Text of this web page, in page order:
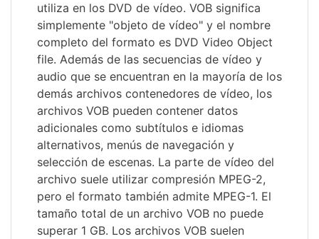
utiliza en los DVD de vídeo. VOB significa
simplemente "objeto de vídeo" y el nombre
completo del formato es DVD Video Object
file. Además de las secuencias de vídeo y
audio que se encuentran en la mayoría de los
demás archivos contenedores de vídeo, los
archivos VOB pueden contener datos
adicionales como subtítulos e idiomas
alternativos, menús de navegación y
selección de escenas. La parte de vídeo del
archivo suele utilizar compresión MPEG-2,
pero el formato también admite MPEG-1. El
tamaño total de un archivo VOB no puede
superar 1 GB. Los archivos VOB suelen